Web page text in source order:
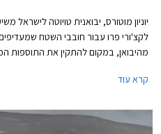
יוניון מוטורס, יבואנית טויוטה לישראל
לקצ'ורי פרו עבור חובבי השטח
מהיבואן, במקום להתקין את התוספות
קרא עוד